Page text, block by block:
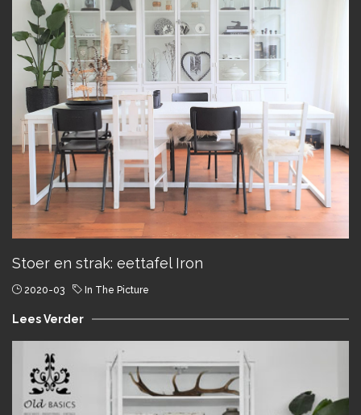
Stoer en strak: eettafel Iron
2020-03 In The Picture
Lees Verder